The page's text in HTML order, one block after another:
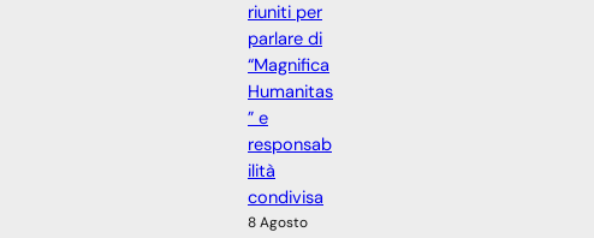
riuniti per
parlare di
“Magnifica
Humanitas
” e
responsab
ilità
condivisa
8 Agosto